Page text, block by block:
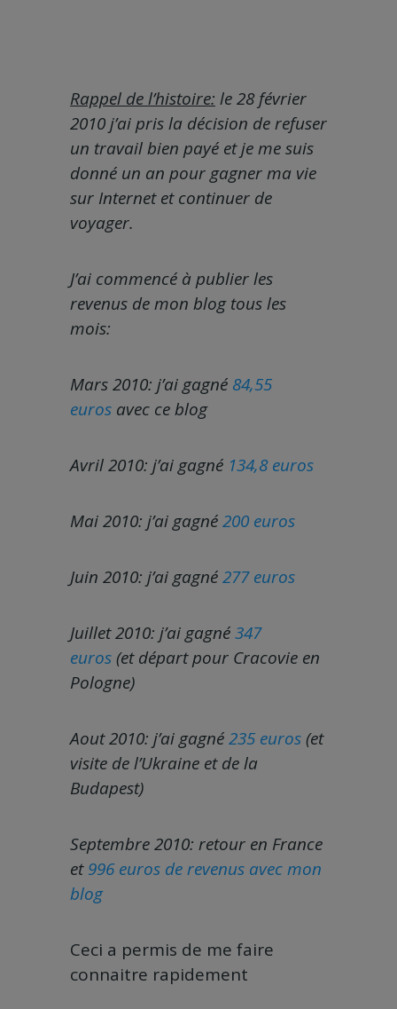
Rappel de l’histoire: le 28 février
2010 j’ai pris la décision de refuser
un travail bien payé et je me suis
donné un an pour gagner ma vie
sur Internet et continuer de
voyager.
J’ai commencé à publier les
revenus de mon blog tous les
mois:
Mars 2010: j’ai gagné 84,55
euros avec ce blog
Avril 2010: j’ai gagné 134,8 euros
Mai 2010: j’ai gagné200 euros
Juin 2010: j’ai gagné277 euros
Juillet 2010: j’ai gagné347
euros(et départ pour Cracovie en
Pologne)
Aout 2010: j’ai gagné235 euros(et
visite de l’Ukraine et de la
Budapest)
Septembre 2010: retour en France
et996 euros de revenus avec mon
blog
Ceci a permis de me faire
connaitre rapidement